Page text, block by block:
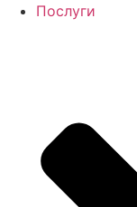
Послуги